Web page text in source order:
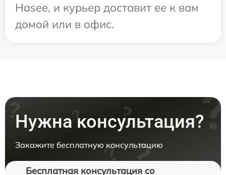
Hasee, и курьер доставит ее к вам
домой или в офис.
Нужна консультация?
Закажите бесплатную консультацию
Бесплатная консультация со